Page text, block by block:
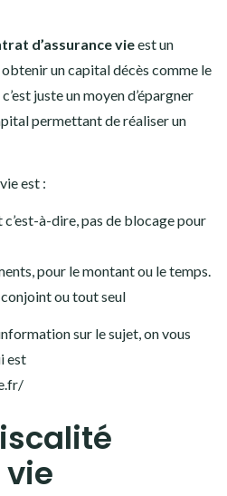
d’assurance vieest un
obtenir un capital décès comme le
juste un moyen d’épargner
permettant de réaliser un
est :
à-dire, pas de blocage pour
pour le montant ou le temps.
ou tout seul
sur le sujet, on vous
est